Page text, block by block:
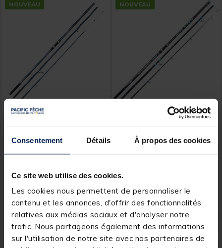
Consentement Détails À propos des cookies
Ce site web utilise des cookies.
Les cookies nous permettent de personnaliser le
contenu et les annonces, d'offrir des fonctionnalités
relatives aux médias sociaux et d'analyser notre
trafic. Nous partageons également des informations
sur l'utilisation de notre site avec nos partenaires de
NOUVEAU
SUNSET
Canne Sunset Secret Cove
450 cm 100 - 300 g
199, 00 € Ajouter au panier
Expédition sous 24 h
NOUVEAU
Canne Sunset Highlander
Power 420 cm 100-500 g
194,00 €
Expédition sous 7 jours